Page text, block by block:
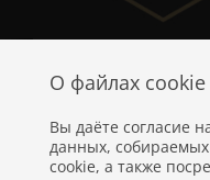
О файлах cookie
Вы даёте согласие
данных,
cookie, а также